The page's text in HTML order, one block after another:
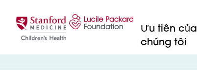
Ưu tiên của
chúng tôi